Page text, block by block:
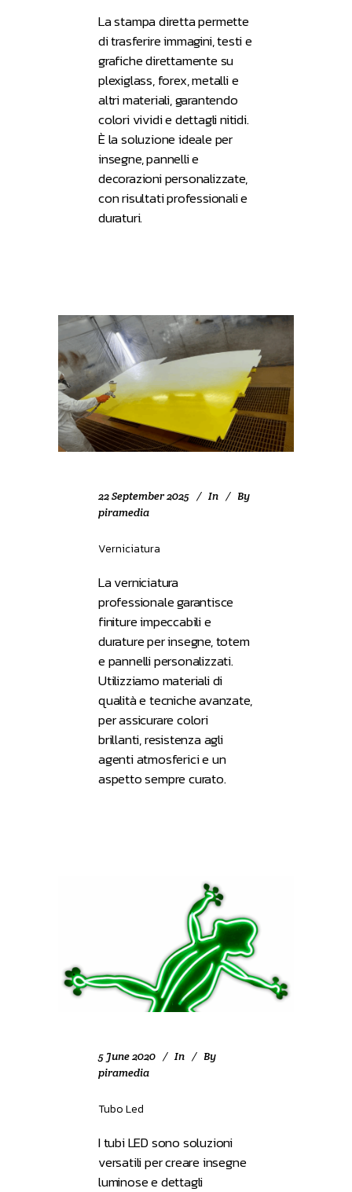
La stampa diretta permette
di trasferire immagini, testi e
grafiche direttamente su
plexiglass, forex, metalli e
altri materiali, garantendo
colori vividi e dettagli nitidi.
È la soluzione ideale per
insegne, pannelli e
decorazioni personalizzate,
con risultati professionali e
duraturi.
22 September 2025 In
By
piramedia
Verniciatura
La verniciatura
professionale garantisce
finiture impeccabili e
durature per insegne, totem
e pannelli personalizzati.
Utilizziamo materiali di
qualità e tecniche avanzate,
per assicurare colori
brillanti, resistenza agli
agenti atmosferici e un
aspetto sempre curato.
5 June 2020 In
By
piramedia
Tubo Led
I tubi LED sono soluzioni
versatili per creare insegne
luminose e dettagli